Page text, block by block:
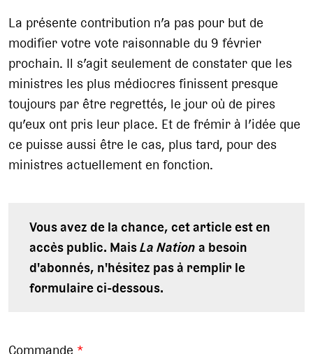
La présente contribution n’a pas pour but de
modifier votre vote raisonnable du 9 février
prochain. Il s’agit seulement de constater que les
ministres les plus médiocres finissent presque
toujours par être regrettés, le jour où de pires
qu’eux ont pris leur place. Et de frémir à l’idée que
ce puisse aussi être le cas, plus tard, pour des
ministres actuellement en fonction.
Vous avez de la chance, cet article est en
accès public. MaisLa Nationa besoin
d'abonnés, n'hésitez pas à remplir le
formulaire ci-dessous.